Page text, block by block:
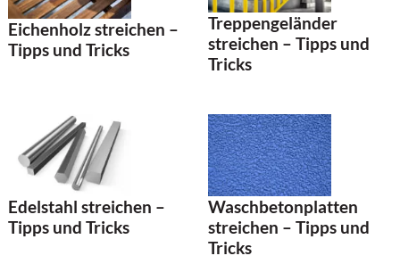
Eichenholz streichen –
Tipps und Tricks
Treppengeländer
streichen – Tipps und
Tricks
Edelstahl streichen –
Tipps und Tricks
Waschbetonplatten
streichen – Tipps und
Tricks